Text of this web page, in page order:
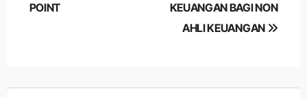
POINT
KEUANGAN BAGI NON
AHLI KEUANGAN